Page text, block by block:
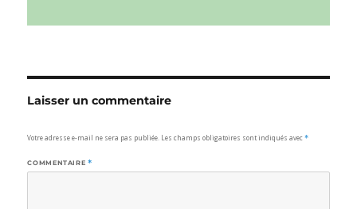
Laisser un commentaire
Votre adresse e-mail ne sera pas publiée. Les champs obligatoires sont indiqués avec*
COMMENTAIRE *